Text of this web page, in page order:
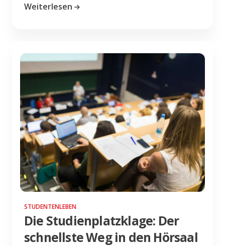
Weiterlesen
STUDENTENLEBEN
Die Studienplatzklage: Der
schnellste Weg in den Hörsaal